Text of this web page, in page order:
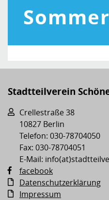
Stadtteilverein
Crellestraße 38
10827 Berlin
Telefon: 030-78704050
Fax: 030-78704051
E-Mail:
facebook
Datenschutzerklärung
Impressum